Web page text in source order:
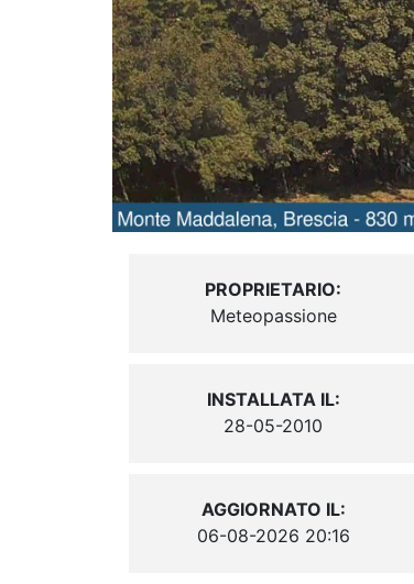
PROPRIETARIO:
Meteopassione
INSTALLATA IL:
28-05-2010
AGGIORNATO IL:
06-08-2026 20:16